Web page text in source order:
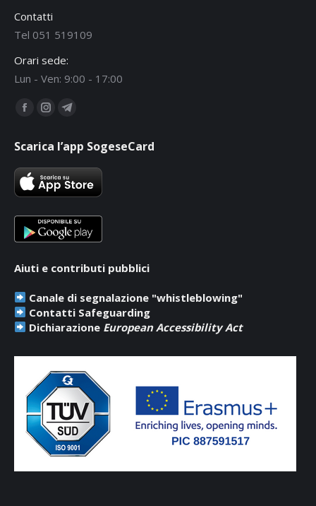
Contatti
Tel 051 519109
Orari sede:
Lun - Ven: 9:00 - 17:00
Ci puoi trovare su:
Facebook
opens
in
new
Instagram
opens
in
new
Telegram
opens
in
new
Scarica l’app SogeseCard
Aiuti e contributi pubblici
Canale di segnalazione "whistleblowing"
Contatti Safeguarding
Dichiarazione European Accessibility Act